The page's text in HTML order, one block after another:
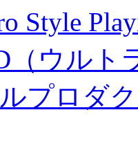
Style
（ウルト
プロダ